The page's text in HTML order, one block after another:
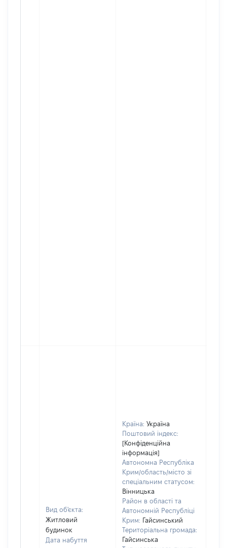
Вид об'єкта:
Житловий
будинок
Дата набуття
Країна: Україна
Поштовий індекс:
[Конфіденційна
інформація]
Автономна Республіка
Крим/область/місто зі
спеціальним статусом:
Вінницька
Район в області та
Автономній Республіці
Крим: Гайсинський
Територіальна громада:
Гайсинська